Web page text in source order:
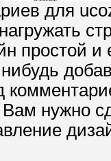
для
простой
Вам нужно